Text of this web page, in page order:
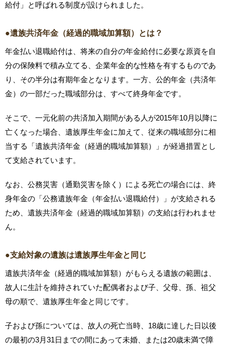
給付」と呼ばれる制度が設けられました。
●遺族共済年金（経過的職域加算額）とは？
年金払い退職給付は、将来の自分の年金給付に必要な原資を自
分の保険料で積み立てる、企業年金的な性格を有するものであ
り、その半分は有期年金となります。一方、公的年金（共済年
金）の一部だった職域部分は、すべて終身年金です。
そこで、一元化前の共済加入期間がある人が2015年10月以降に
亡くなった場合、遺族厚生年金に加えて、従来の職域部分に相
当する「遺族共済年金（経過的職域加算額）」が経過措置とし
て支給されています。
なお、公務災害（通勤災害を除く）による死亡の場合には、終
身年金の「公務遺族年金（年金払い退職給付）」が支給される
ため、遺族共済年金（経過的職域加算額）の支給は行われませ
ん。
●支給対象の遺族は遺族厚生年金と同じ
遺族共済年金（経過的職域加算額）がもらえる遺族の範囲は、
故人に生計を維持されていた配偶者および子、父母、孫、祖父
母の順で、遺族厚生年金と同じです。
子および孫については、故人の死亡当時、18歳に達した日以後
の最初の3月31日までの間にあって未婚、または20歳未満で障